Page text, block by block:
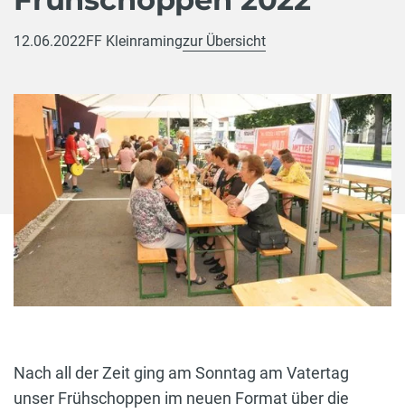
12.06.2022FF Kleinramingzur Übersicht
Nach all der Zeit ging am Sonntag am Vatertag
unser Frühschoppen im neuen Format über die